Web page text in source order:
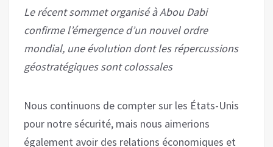
Le récent sommet organisé à Abou Dabi
confirme l’émergence d’un nouvel ordre
mondial, une évolution dont les répercussions
géostratégiques sont colossales
Nous continuons de compter sur les États-Unis
pour notre sécurité, mais nous aimerions
également avoir des relations économiques et